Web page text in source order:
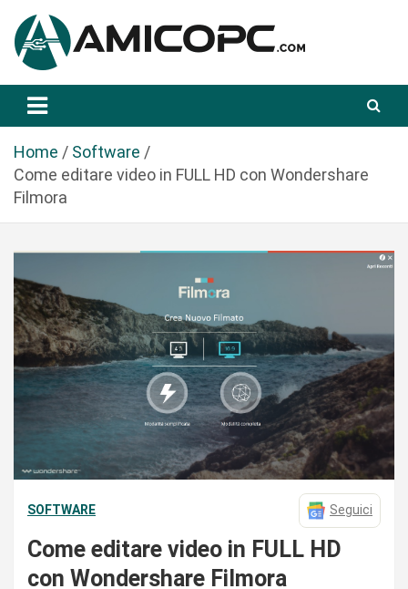
a
Amicopc.com
Home
Software
Come editare video in FULL HD con Wondershare
Filmora
SOFTWARE Seguici
Come editare video in FULL HD
con Wondershare Filmora